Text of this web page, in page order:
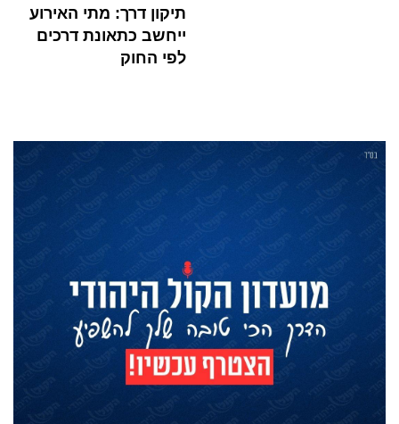
תיקון דרך: מתי האירוע
ייחשב כתאונת דרכים
לפי החוק